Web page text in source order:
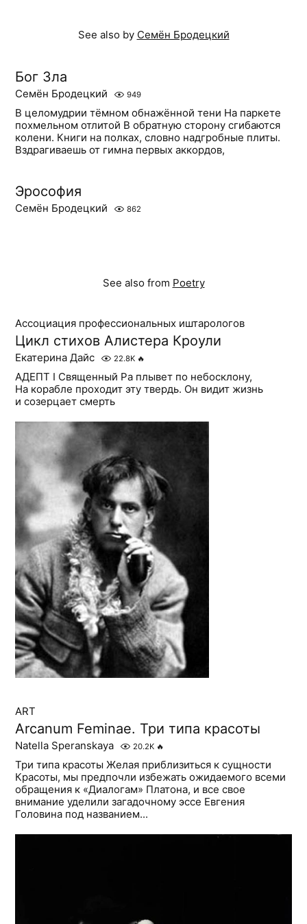
See also by Семён Бродецкий
Бог Зла
Семён Бродецкий 949
В целомудрии тёмном обнажённой тени На паркете
похмельном отлитой В обратную сторону сгибаются
колени. Книги на полках, словно надгробные плиты.
Вздрагиваешь от гимна первых аккордов,
Эрософия
Семён Бродецкий 862
See also from Poetry
Ассоциация профессиональных иштарологов
Цикл стихов Алистера Кроули
Екатерина Дайс 22.8K 🔥
АДЕПТ I Священный Ра плывет по небосклону,
На корабле проходит эту твердь. Он видит жизнь
и созерцает смерть
ART
Arcanum Feminae. Три типа красоты
Natella Speranskaya 20.2K 🔥
Три типа красоты Желая приблизиться к сущности
Красоты, мы предпочли избежать ожидаемого всеми
обращения к «Диалогам» Платона, и все свое
внимание уделили загадочному эссе Евгения
Головина под названием...